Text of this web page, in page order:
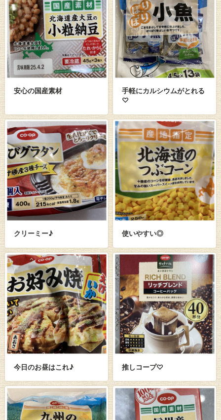
安心の国産素材
手軽にカルシウムがとれる
♡
クリーミー♪ 使いやすい◎
今日のお昼はこれ♪ 推しコープ♡